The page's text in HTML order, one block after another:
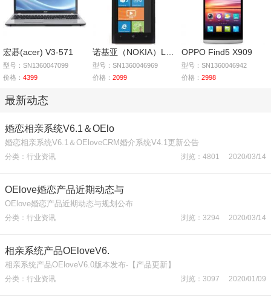
宏碁(acer) V3-571
型号：SN1360047099
价格： 4399
型号：SN1360046969
价格： 2099
OPPO Find5 X909
型号：SN1360046942
价格：2998
最新动态
婚恋相亲系统V6.1＆OElo
婚恋相亲系统V6.1＆OEloveCRM婚介系统V4.1更新公告
分类：行业资讯 浏览：4801 2020/03/14
OElove婚恋产品近期动态与
OElove婚恋产品近期动态与规划公布
分类：行业资讯 浏览：3294 2020/03/14
相亲系统产品OEloveV6.
相亲系统产品OEloveV6.0版本发布-【产品更新】
分类：行业资讯 浏览：3097 2020/01/09